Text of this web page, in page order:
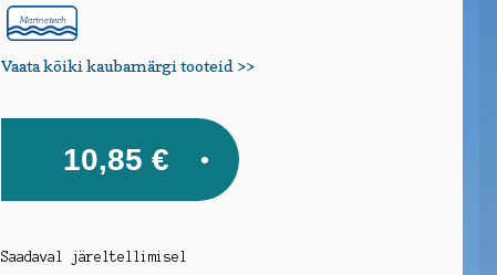
Vaata kõiki kaubamärgi tooteid >>
10,85€
Saadaval järeltellimisel